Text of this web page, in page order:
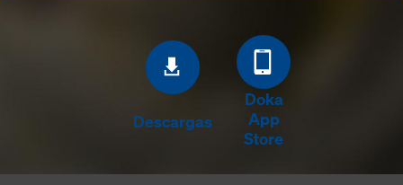
Descargas
Doka
App
Store